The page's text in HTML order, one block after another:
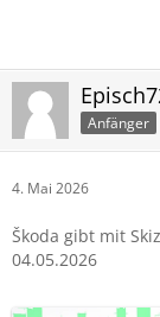
Anfänger
4. Mai 2026
Škoda gibt mit
04.05.2026